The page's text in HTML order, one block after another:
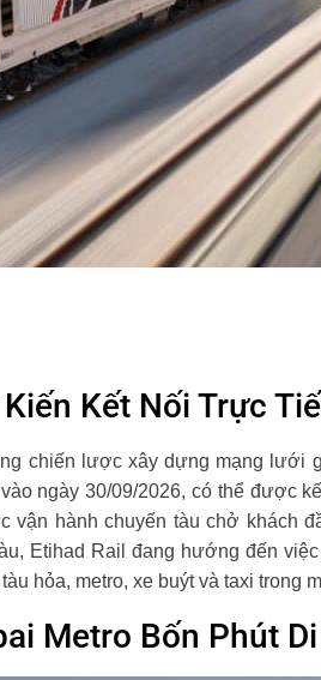
Kết Nối Trực
chiến lược xây dựng mạng lưới
ngày 30/09/2026, có thể được
vận hành chuyến tàu chở khách
Etihad Rail đang hướng đến
hỏa, metro, xe buýt và taxi trong
Metro Bốn Phút